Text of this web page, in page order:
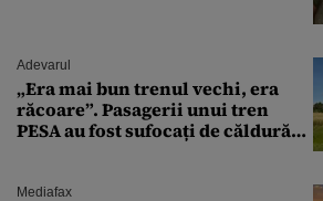
Adevarul
„Era mai bun trenul vechi, era
răcoare”. Pasagerii unui tren
PESA au fost sufocați de căldură
Mediafax